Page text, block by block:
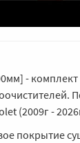
-
(2009г -
покрытие